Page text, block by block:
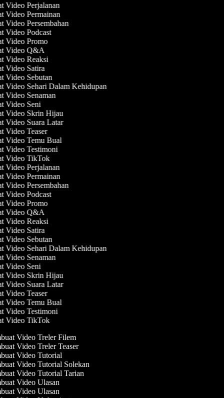
Video Perjalanan
Video Permainan
Video Persembahan
Video Podcast
Video Promo
Video Q&A
Video Reaksi
Video Satira
Video Sebutan
Video Sehari Dalam Kehidupan
Video Senaman
Video Seni
Video Skrin Hijau
Video Suara Latar
Video Teaser
Video Temu Bual
Video Testimoni
Video TikTok
Video Perjalanan
Video Permainan
Video Persembahan
Video Podcast
Video Promo
Video Q&A
Video Reaksi
Video Satira
Video Sebutan
Video Sehari Dalam Kehidupan
Video Senaman
Video Seni
Video Skrin Hijau
Video Suara Latar
Video Teaser
Video Temu Bual
Video Testimoni
Video TikTok
Video Treler Filem
Video Treler Teaser
Video Tutorial
Video Tutorial Solekan
Video Tutorial Tarian
Video Ulasan
Video Ulasan